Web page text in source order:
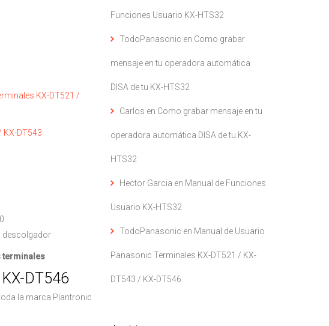
KX-DT521 /
KX-DT543
descolgador
terminales
DT546
la marca Plantronic
Funciones Usuario KX-HTS32
TodoPanasonic en Como grabar
mensaje en tu operadora automática
DISA de tu KX-HTS32
Carlos en Como grabar mensaje en tu
operadora automática DISA de tu KX-
HTS32
Hector Garcia en Manual de Funciones
Usuario KX-HTS32
TodoPanasonic en Manual de Usuario
Panasonic Terminales KX-DT521 / KX-
DT543 / KX-DT546